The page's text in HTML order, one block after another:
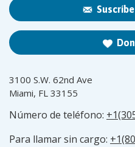
3100 S.W. 62nd Ave
Miami, FL 33155
Número de teléfono:
Para llamar sin cargo: